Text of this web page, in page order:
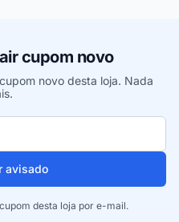
cupom novo
novo desta loja. Nada
avisado
desta loja por e-mail.